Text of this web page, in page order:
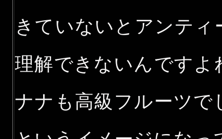
きていないとアンテ
理解できないんですよ
ナナも高級フルーツで